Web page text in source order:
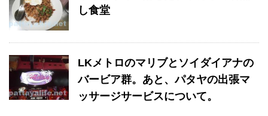
し食堂
LKメトロのマリブとソイダイアナの
バービア群。あと、パタヤの出張マ
ッサージサービスについて。